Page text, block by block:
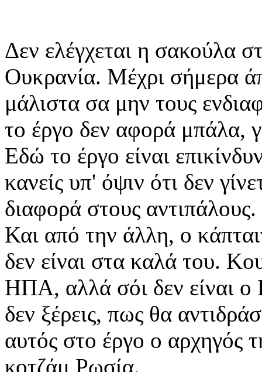
Δεν ελέγχεται η σακούλα
Ουκρανία. Μέχρι σήμερα
μάλιστα σα μην τους
το έργο δεν αφορά μπάλα,
Εδώ το έργο είναι
κανείς υπ' όψιν ότι δεν
διαφορά στους αντιπάλους.
Και από την άλλη, ο
δεν είναι στα καλά του.
ΗΠΑ, αλλά σόι δεν είναι ο
δεν ξέρεις, πως θα
αυτός στο έργο ο αρχηγός
κοτζάμ Ρωσία.